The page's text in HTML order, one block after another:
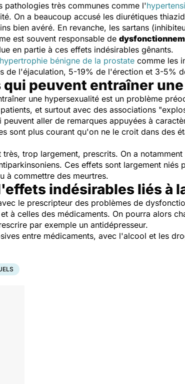
pathologies très communes comme l'
On a beaucoup accusé les diurétiques
bien avéré. En revanche, les sartans
est souvent responsable de
en partie à ces effets indésirables gênants.
hypertrophie bénigne de la prostate comme les
de l'éjaculation, 5-19% de l'érection et 3-5%
qui peuvent entraîner
une hypersexualité est un problème
et surtout avec des associations
aller de remarques appuyées à
sont plus courant qu'on ne le croit dans des
trop largement, prescrits. On a notamment
Ces effets sont largement
à commettre des meurtres.
indésirables liés à
le prescripteur des problèmes de
à celles des médicaments. On pourra alors
par exemple un antidépresseur.
entre médicaments, avec l'alcool et les